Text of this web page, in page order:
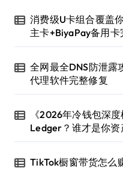
消费级U卡组合覆盖
主卡+BiyaPay备用卡
全网最全DNS防泄露
代理软件完整修复
《2026年冷钱包深
Ledger？谁才是你资
TikTok橱窗带货怎么